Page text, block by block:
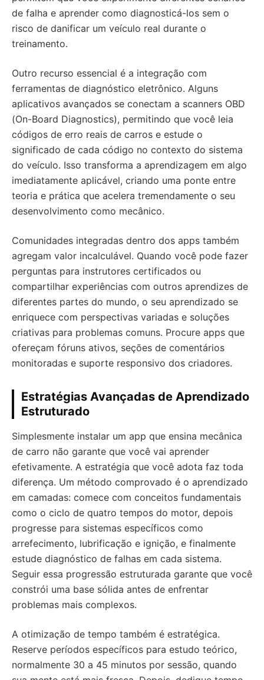
de falha e aprender como diagnosticá-los sem o
risco de danificar um veículo real durante o
treinamento.
Outro recurso essencial é a integração com
ferramentas de diagnóstico eletrônico. Alguns
aplicativos avançados se conectam a scanners OBD
(On-Board Diagnostics), permitindo que você leia
códigos de erro reais de carros e estude o
significado de cada código no contexto do sistema
do veículo. Isso transforma a aprendizagem em algo
imediatamente aplicável, criando uma ponte entre
teoria e prática que acelera tremendamente o seu
desenvolvimento como mecânico.
Comunidades integradas dentro dos apps também
agregam valor incalculável. Quando você pode fazer
perguntas para instrutores certificados ou
compartilhar experiências com outros aprendizes de
diferentes partes do mundo, o seu aprendizado se
enriquece com perspectivas variadas e soluções
criativas para problemas comuns. Procure apps que
ofereçam fóruns ativos, seções de comentários
monitoradas e suporte responsivo dos criadores.
Estratégias Avançadas de Aprendizado
Estruturado
Simplesmente instalar um app que ensina mecânica
de carro não garante que você vai aprender
efetivamente. A estratégia que você adota faz toda
diferença. Um método comprovado é o aprendizado
em camadas: comece com conceitos fundamentais
como o ciclo de quatro tempos do motor, depois
progresse para sistemas específicos como
arrefecimento, lubrificação e ignição, e finalmente
estude diagnóstico de falhas em cada sistema.
Seguir essa progressão estruturada garante que você
constrói uma base sólida antes de enfrentar
problemas mais complexos.
A otimização de tempo também é estratégica.
Reserve períodos específicos para estudo teórico,
normalmente 30 a 45 minutos por sessão, quando